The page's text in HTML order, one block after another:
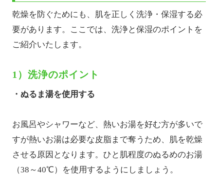
乾燥を防ぐためにも、肌を正しく洗浄・保湿する必
要があります。ここでは、洗浄と保湿のポイントを
ご紹介いたします。
1）洗浄のポイント
・ぬるま湯を使用する
お風呂やシャワーなど、熱いお湯を好む方が多いで
すが熱いお湯は必要な皮脂まで奪うため、肌を乾燥
させる原因となります。ひと肌程度のぬるめのお湯
（38～40℃）を使用するようにしましょう。